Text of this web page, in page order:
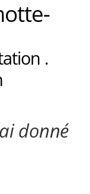
.
donné